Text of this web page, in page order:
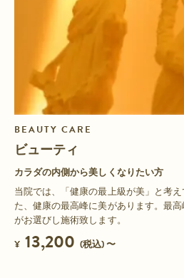
BEAUTY CARE
ビューティ
カラダの内側から美しくなりたい方
当院では、「健康の最上級が美」と考
た、健康の最高峰に美があります。最
がお選びし施術致します。
¥ 13,200 (税込) 〜